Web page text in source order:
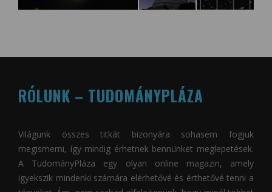
RÓLUNK – TUDOMÁNYPLÁZA
Világunk összes titkát bizonyára sohasem fogjuk
megismerni, így mindig érhetnek bennünket meglepetések.
A TudományPláza egy olyan online magazin, amely
igyekszik mindenki számára elérhetővé és érthetővé tenni a